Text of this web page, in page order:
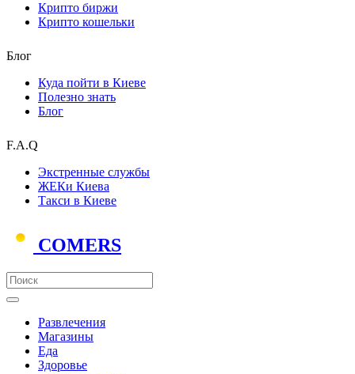
Крипто биржи
Крипто кошельки
Блог
Куда пойти в Киеве
Полезно знать
Блог
F.A.Q
Экстренные службы
ЖЕКи Киева
Такси в Киеве
COMERS
Развлечения
Магазины
Еда
Здоровье